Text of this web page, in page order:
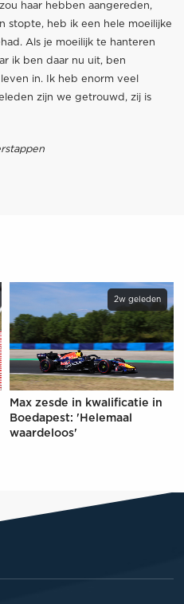
haar hebben aangereden,
stopte, heb ik een hele moeilijke
Als je moeilijk te hanteren
ik ben daar nu uit, ben
in. Ik heb enorm veel
zijn we getrouwd, zij is
2w geleden
Max zesde in kwalificatie in
Boedapest: 'Helemaal
waardeloos'